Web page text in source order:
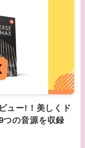
ュー!！美しくド
つの音源を収録